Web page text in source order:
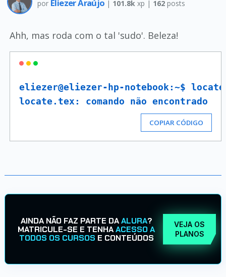
por Eliezer Araújo | 101.8k xp | 162posts
Ahh, mas roda com o tal 'sudo'. Beleza!
eliezer@eliezer-hp-notebook:~$
locate.tex: comando não encontrado
COPIAR CÓDIGO
AINDA NÃO FAZ PARTE DAALURA?
MATRICULE-SE E TENHAACESSO A
TODOS OS CURSOS E CONTEÚDOS
VEJA OS
PLANOS